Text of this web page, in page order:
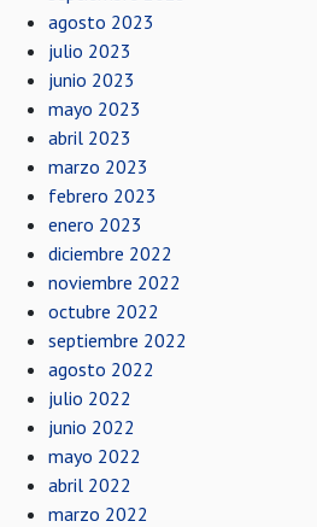
agosto 2023
julio 2023
junio 2023
mayo 2023
abril 2023
marzo 2023
febrero 2023
enero 2023
diciembre 2022
noviembre 2022
octubre 2022
septiembre 2022
agosto 2022
julio 2022
junio 2022
mayo 2022
abril 2022
marzo 2022